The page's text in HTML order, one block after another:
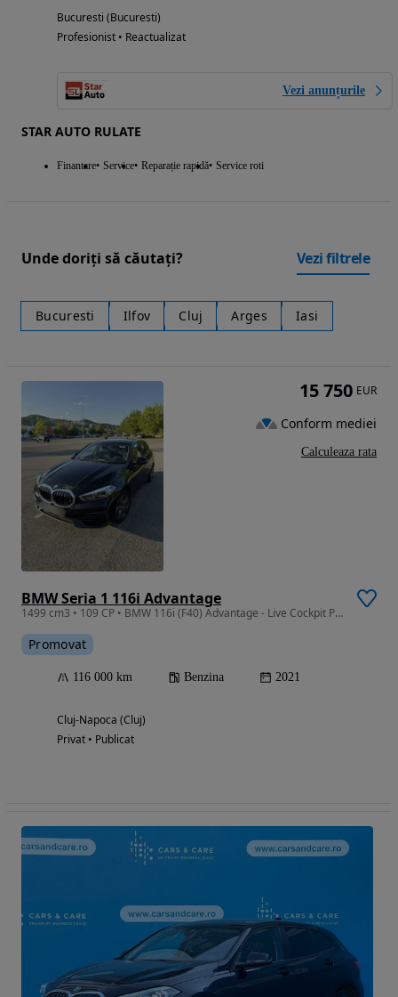
Bucuresti (Bucuresti)
Profesionist • Reactualizat
Vezi anunțurile
STAR AUTO RULATE
Finantare Service Reparație rapidă Service roti
Unde doriți să căutați? Vezi filtrele
Bucuresti Ilfov Cluj Arges Iasi
BMW Seria 1 116i Advantage
1499 cm3 • 109 CP • BMW 116i (F40) Advantage - Live Cockpit Pro, Head-Up Display, LED
Promovat
116 000 km Benzina 2021
Cluj-Napoca (Cluj)
Privat • Publicat
15 750 EUR
Conform mediei
Calculeaza rata